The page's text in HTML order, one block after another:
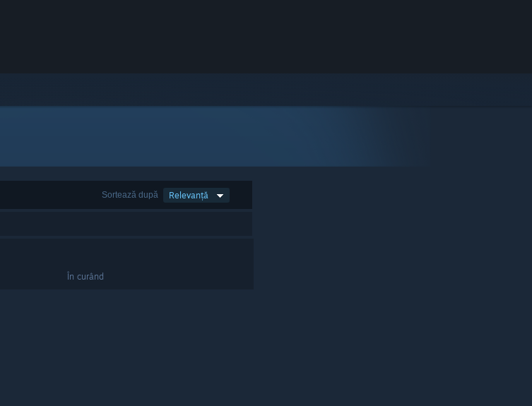
Sortează după Relevanță
În curând